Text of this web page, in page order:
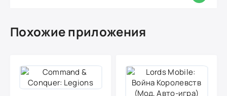
Похожие приложения